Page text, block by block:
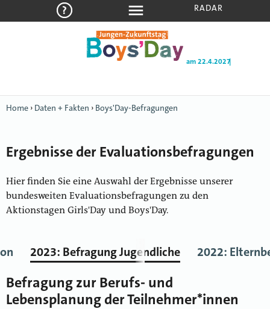
am 22.4.2027
RADAR
Home › Daten + Fakten › Boys'Day-Befragungen
Ergebnisse der Evaluationsbefragungen
Hier finden Sie eine Auswahl der Ergebnisse unserer
bundesweiten Evaluationsbefragungen zu den
Aktionstagen Girls'Day und Boys'Day.
2023: Befragung Jugendliche 2022:
Befragung zur Berufs- und
Lebensplanung der Teilnehmer*innen